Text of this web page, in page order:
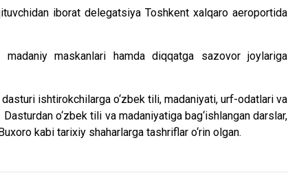
iborat delegatsiya Toshkent xalqaro aeroportida
maskanlari hamda diqqatga sazovor joylariga
ishtirokchilarga o‘zbek tili, madaniyati, urf-odatlari va
o‘zbek tili va madaniyatiga bag‘ishlangan darslar,
kabi tarixiy shaharlarga tashriflar o‘rin olgan.